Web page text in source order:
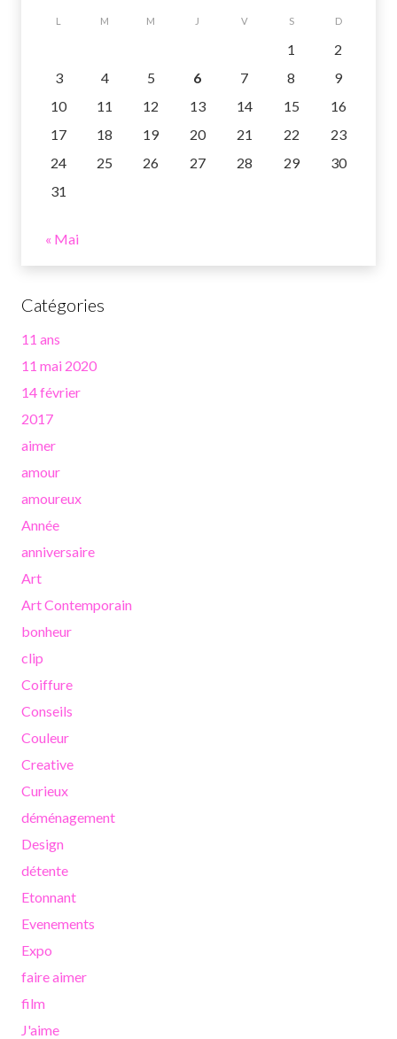
L M M J V S D
1
2
3
4 5 6 7 8
9
10
11 12 13 14 15
16
17
18 19 20 21 22
23
24
25 26 27 28 29
30
31
« Mai
Catégories
11 ans
11 mai 2020
14 février
2017
aimer
amour
amoureux
Année
anniversaire
Art
Art Contemporain
bonheur
clip
Coiffure
Conseils
Couleur
Creative
Curieux
déménagement
Design
détente
Etonnant
Evenements
Expo
faire aimer
film
J'aime